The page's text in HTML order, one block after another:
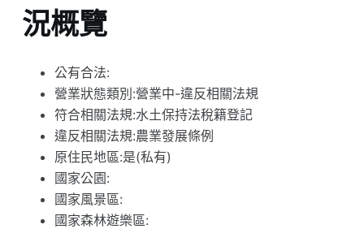
況概覽
公有合法:
營業狀態類別:營業中-違反相關法規
符合相關法規:水土保持法稅籍登記
違反相關法規:農業發展條例
原住民地區:是(私有)
國家公園:
國家風景區:
國家森林遊樂區: